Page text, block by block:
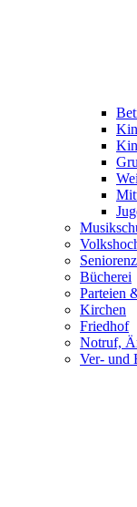
Bücherei
Parteien
Kirchen
Friedhof
Notruf,
Ver- und